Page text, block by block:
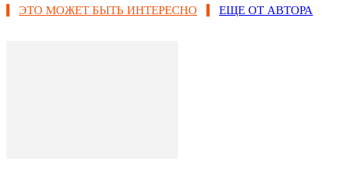
ЭТО МОЖЕТ БЫТЬ ИНТЕРЕСНО ЕЩЕ ОТ АВТОРА